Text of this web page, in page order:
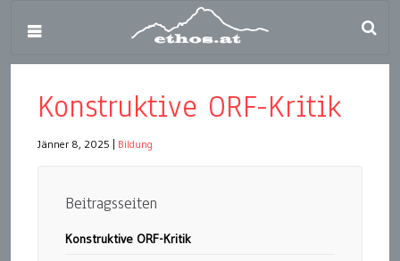
Konstruktive ORF-Kritik
Jänner 8, 2025 Bildung
Beitragsseiten
Konstruktive ORF-Kritik